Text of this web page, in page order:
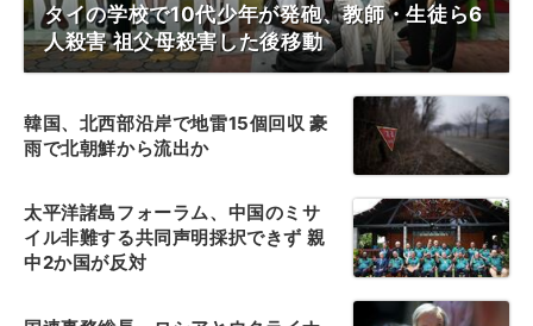
タイの学校で10代少年が発砲、教師・生徒ら6
人殺害 祖父母殺害した後移動
韓国、北西部沿岸で地雷15個回収 豪
雨で北朝鮮から流出か
太平洋諸島フォーラム、中国のミサ
イル非難する共同声明採択できず 親
中2か国が反対